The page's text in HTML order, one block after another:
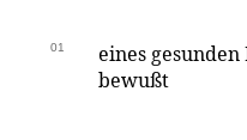
01
eines
bewußt